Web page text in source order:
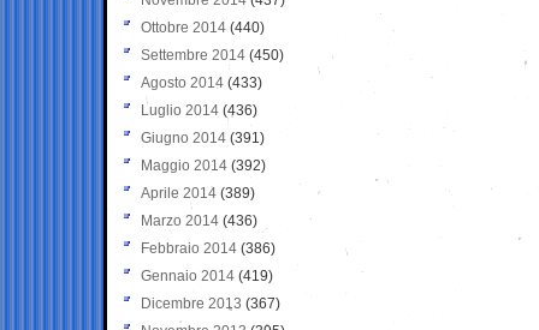
Ottobre 2014 (440)
Settembre 2014 (450)
Agosto 2014 (433)
Luglio 2014 (436)
Giugno 2014 (391)
Maggio 2014 (392)
Aprile 2014 (389)
Marzo 2014 (436)
Febbraio 2014 (386)
Gennaio 2014 (419)
Dicembre 2013 (367)